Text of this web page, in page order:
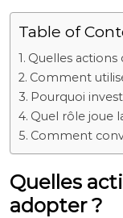
Table of
Quelles
Comment
Pourquoi
Quel rôle joue
Comment
Quelles
adopter ?